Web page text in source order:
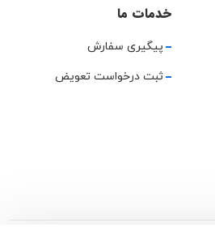
خدمات ما
پیگیری سفارش
ثبت درخواست تعویض